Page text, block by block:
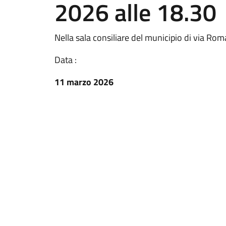
2026 alle 18.30
Nella sala consiliare del municipio di via
Data :
11 marzo 2026